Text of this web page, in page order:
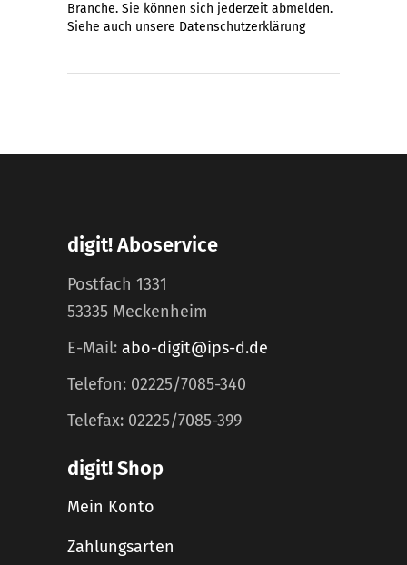
Branche. Sie können sich jederzeit abmelden.
Siehe auch unsere Datenschutzerklärung
digit! Aboservice
Postfach 1331
53335 Meckenheim
E-Mail: abo-digit@ips-d.de
Telefon: 02225/7085-340
Telefax: 02225/7085-399
digit! Shop
Mein Konto
Zahlungsarten